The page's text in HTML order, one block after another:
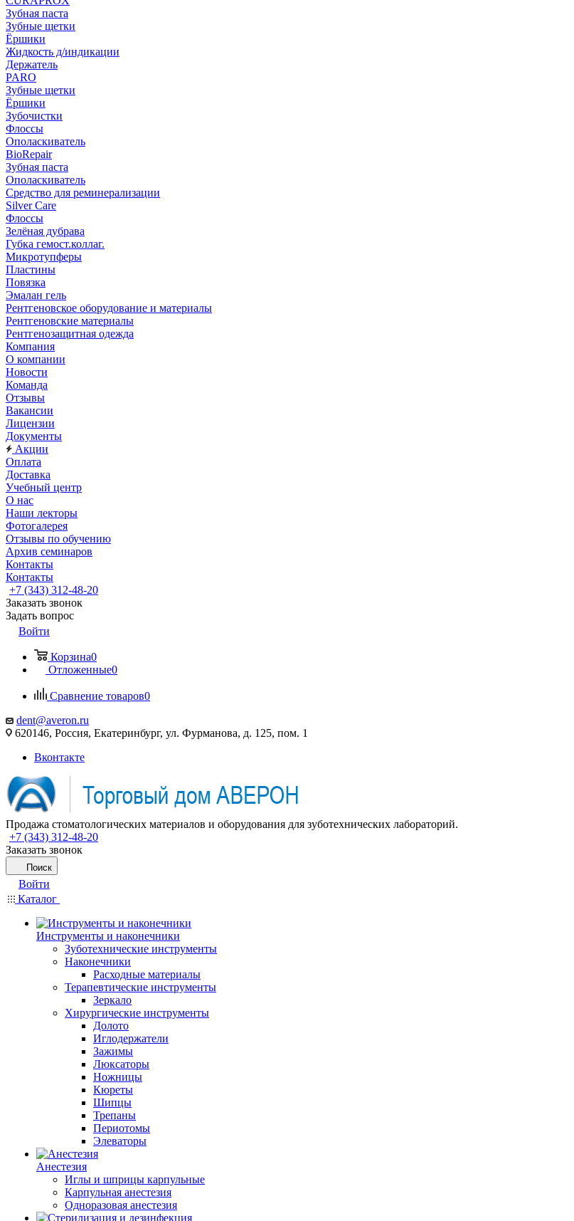
Зубная паста
Зубные щетки
Ёршики
Жидкость д/индикации
Держатель
PARO
Зубные щетки
Ёршики
Зубочистки
Флоссы
Ополаскиватель
BioRepair
Зубная паста
Ополаскиватель
Средство для реминерализации
Silver Care
Флоссы
Зелёная дубрава
Губка гемост.коллаг.
Микротупферы
Пластины
Повязка
Эмалан гель
Рентгеновское оборудование и материалы
Рентгеновские материалы
Рентгенозащитная одежда
Компания
О компании
Новости
Команда
Отзывы
Вакансии
Лицензии
Документы
Акции
Оплата
Доставка
Учебный центр
О нас
Наши лекторы
Фотогалерея
Отзывы по обучению
Архив семинаров
Контакты
Контакты
+7 (343) 312-48-20
Заказать звонок
Задать вопрос
Войти
Корзина0
Отложенные0
Сравнение товаров0
dent@averon.ru
620146, Россия, Екатеринбург, ул. Фурманова, д. 125, пом. 1
Вконтакте
Продажа стоматологических материалов и оборудования для зуботехнических лабораторий.
+7 (343) 312-48-20
Заказать звонок
Поиск
Войти
Каталог
Инструменты и наконечники
Зуботехнические инструменты
Наконечники
Расходные материалы
Терапевтические инструменты
Зеркало
Хирургические инструменты
Долото
Иглодержатели
Зажимы
Люксаторы
Ножницы
Кюреты
Шипцы
Трепаны
Периотомы
Элеваторы
Анестезия
Иглы и шприцы карпульные
Карпульная анестезия
Одноразовая анестезия